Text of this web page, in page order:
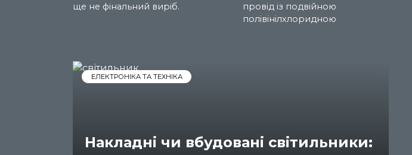
ще не фінальний виріб.
провід із подвійною
полівінілхлоридною
ЕЛЕКТРОНІКА ТА ТЕХНІКА
Накладні чи вбудовані світильники: